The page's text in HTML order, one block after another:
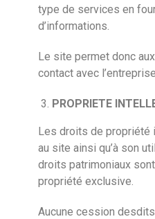
type de services en
d’informations.
Le site permet donc
contact avec
PROPRIETE
Les droits de propriété
au site ainsi qu’à son
droits patrimoniaux
propriété exclusive.
Aucune cession